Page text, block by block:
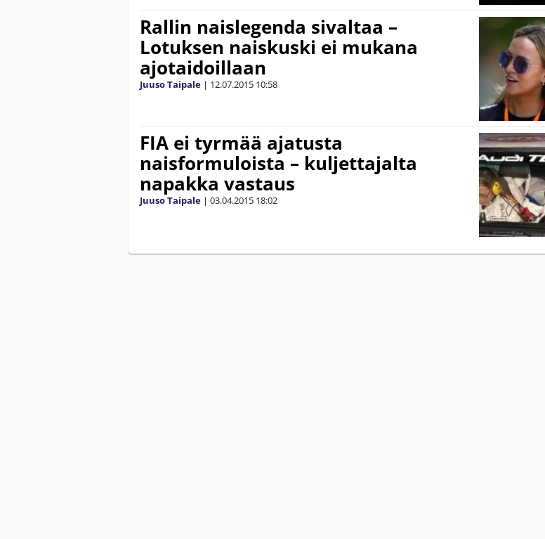
Rallin naislegenda sivaltaa –
Lotuksen naiskuski ei mukana
ajotaidoillaan
Juuso Taipale | 12.07.2015 10:58
FIA ei tyrmää ajatusta
naisformuloista – kuljettajalta
napakka vastaus
Juuso Taipale | 03.04.2015 18:02